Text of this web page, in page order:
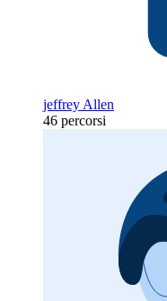
jeffrey Allen
46 percorsi